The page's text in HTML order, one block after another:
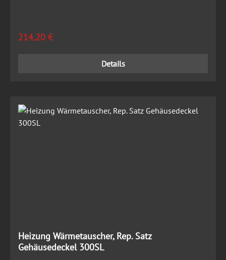
Regulärer Preis:
214,20 €
Details
Heizung Wärmetauscher, Rep. Satz
Gehäusedeckel 300SL